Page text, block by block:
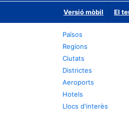
Versió mòbil El
Països
Regions
Ciutats
Districtes
Aeroports
Hotels
Llocs d'interès